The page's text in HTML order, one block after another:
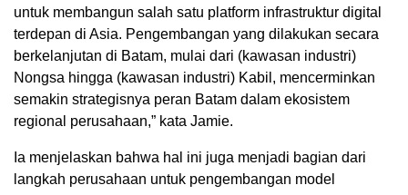
untuk membangun salah satu platform infrastruktur digital
terdepan di Asia. Pengembangan yang dilakukan secara
berkelanjutan di Batam, mulai dari (kawasan industri)
Nongsa hingga (kawasan industri) Kabil, mencerminkan
semakin strategisnya peran Batam dalam ekosistem
regional perusahaan,” kata Jamie.
Ia menjelaskan bahwa hal ini juga menjadi bagian dari
langkah perusahaan untuk pengembangan model